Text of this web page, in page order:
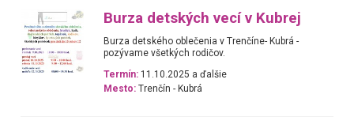
Burza detských vecí v Kubrej
Burza detského oblečenia v Trenčíne- Kubrá -
pozývame všetkých rodičov.
Termín: 11.10.2025 a ďalšie
Mesto: Trenčín - Kubrá